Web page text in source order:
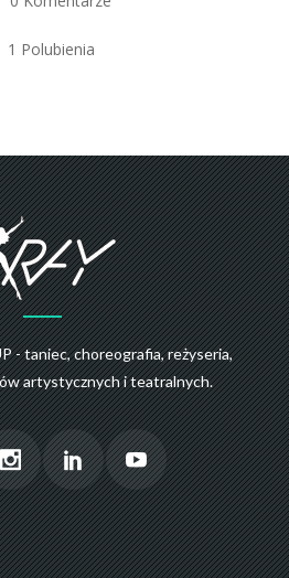
1 Polubienia
- taniec, choreografia, reżyseria,
artystycznych i teatralnych.